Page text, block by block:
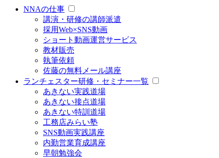
NNAの仕事
講演・研修の講師派遣
採用Web×SNS動画
ショート動画運営サービス
教材販売
執筆依頼
佐藤の無料メール講座
ランチェスター研修・セミナー一覧
あきない実践道場
あきない接点道場
あきない特訓道場
工務店みらい塾
SNS動画実践講座
内勤営業育成講座
早朝勉強会